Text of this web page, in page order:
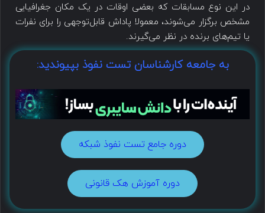
در این نوع مسابقات که بعضی اوقات در یک مکان جغرافیایی
مشخص برگزار می‌شوند، معمولا پاداش قابل‌توجهی را برای نفرات
یا تیم‌های برنده در نظر می‌گیرند.
به جامعه کارشناسان تست نفوذ بپیوندید:
دوره جامع تست نفوذ شبکه
دوره آموزش هک قانونی